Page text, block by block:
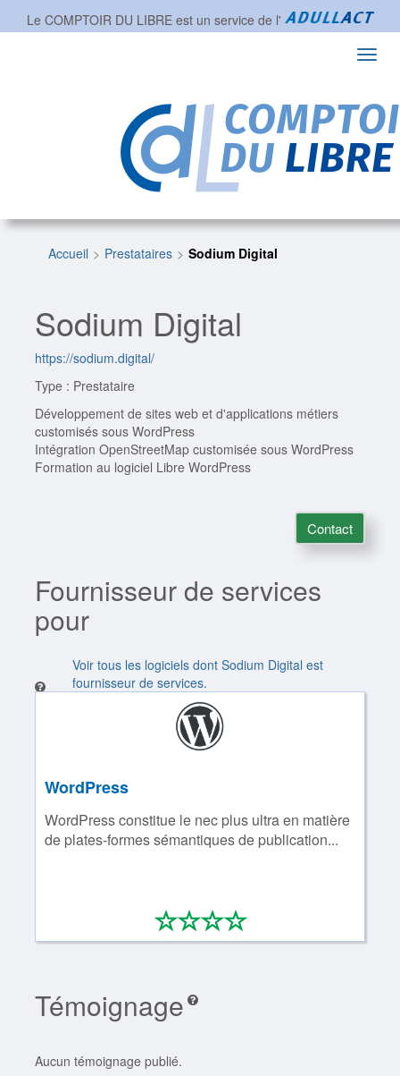
Le COMPTOIR DU LIBRE est un service de l'
Accueil Prestataires Sodium Digital
Sodium Digital
https://sodium.digital/
Type : Prestataire
Développement de sites web et d'applications métiers
customisés sous WordPress
Intégration OpenStreetMap customisée sous WordPress
Formation au logiciel Libre WordPress
Contact
Fournisseur de services
pour
Voir tous les logiciels dont Sodium Digital est
fournisseur de services.
WordPress
WordPress constitue le nec plus ultra en matière
de plates-formes sémantiques de publication...
****
0/4
Témoignage
Aucun témoignage publié.